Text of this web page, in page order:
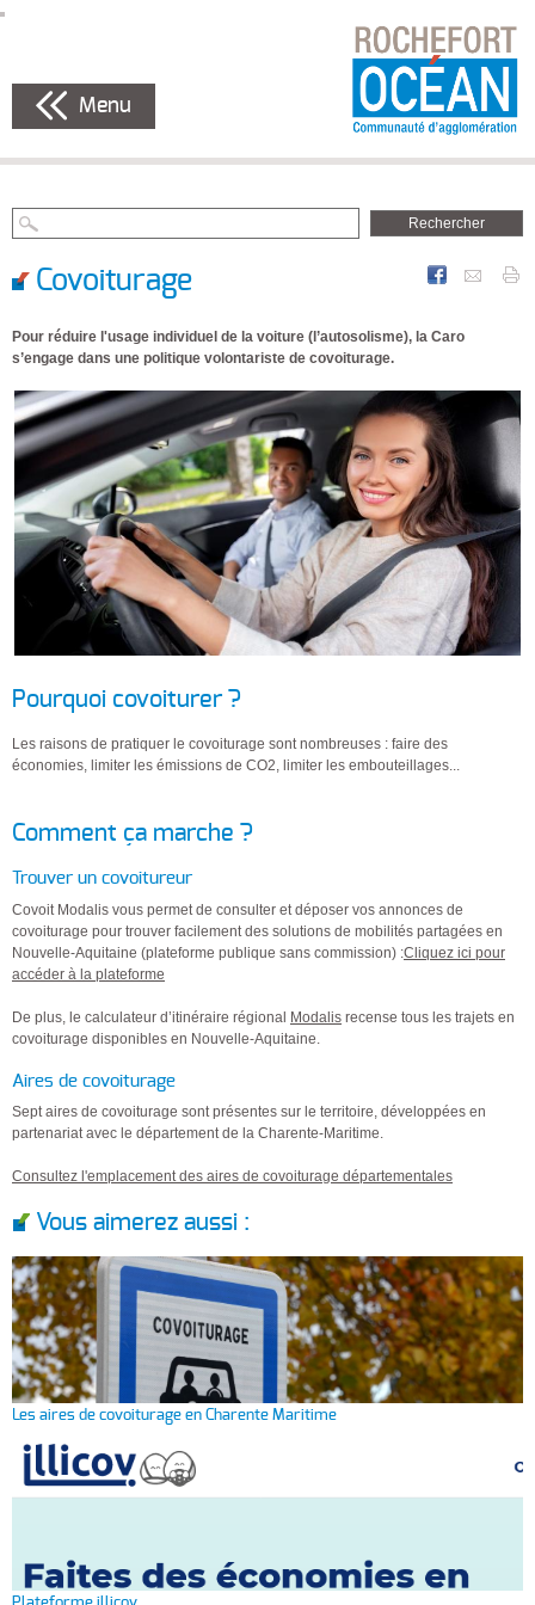
Menu
Covoiturage
Pour réduire l'usage individuel de la voiture (l’autosolisme), la Caro
s’engage dans une politique volontariste de covoiturage.
Pourquoi covoiturer ?
Les raisons de pratiquer le covoiturage sont nombreuses : faire des
économies, limiter les émissions de CO2, limiter les embouteillages...
Comment ça marche ?
Trouver un covoitureur
Covoit Modalis vous permet de consulter et déposer vos annonces de
covoiturage pour trouver facilement des solutions de mobilités partagées en
Nouvelle-Aquitaine (plateforme publique sans commission) :Cliquez ici pour
accéder à la plateforme
De plus, le calculateur d’itinéraire régional Modalis recense tous les trajets en
covoiturage disponibles en Nouvelle-Aquitaine.
Aires de covoiturage
Sept aires de covoiturage sont présentes sur le territoire, développées en
partenariat avec le département de la Charente-Maritime.
Consultez l'emplacement des aires de covoiturage départementales
Vous aimerez aussi :
Les aires de covoiturage en Charente Maritime